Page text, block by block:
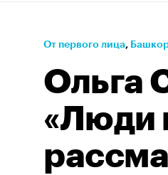
От первого лица⁠,
Ольга
«Люди